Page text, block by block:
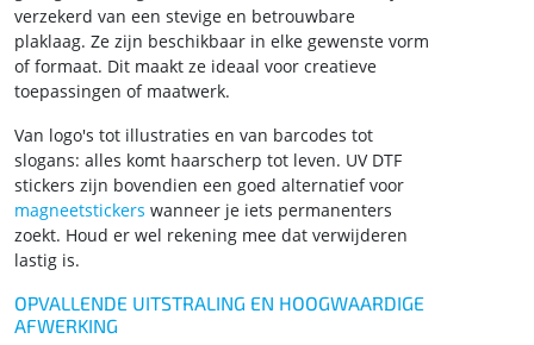
verzekerd van een stevige en betrouwbare
plaklaag. Ze zijn beschikbaar in elke gewenste vorm
of formaat. Dit maakt ze ideaal voor creatieve
toepassingen of maatwerk.
Van logo's tot illustraties en van barcodes tot
slogans: alles komt haarscherp tot leven. UV DTF
stickers zijn bovendien een goed alternatief voor
magneetstickers wanneer je iets permanenters
zoekt. Houd er wel rekening mee dat verwijderen
lastig is.
OPVALLENDE UITSTRALING EN HOOGWAARDIGE
AFWERKING